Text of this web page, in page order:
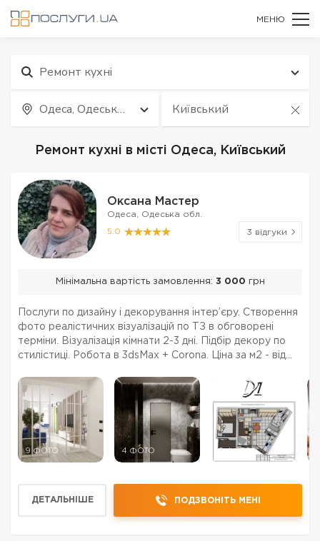
МЕНЮ
Ремонт кухні
Одеса, Одеська
обл.
Київський
Ремонт кухні в місті Одеса, Київський
Оксана Мастер
Одеса, Одеська обл.
5.0 3 відгуки
Мінімальна вартість замовлення: 3 000 грн
Послуги по дизайну і декорування інтер’єру. Створення
фото реалістичних візуалізацій по ТЗ в обговорені
терміни. Візуалізація кімнати 2-3 дні. Підбір декору по
стилістиці. Робота в 3dsMax + Corona. Ціна за м2 - від
9 ФОТО 4 ФОТО 6 ФОТО
ДЕТАЛЬНІШЕ ПОДЗВОНІТЬ МЕНІ